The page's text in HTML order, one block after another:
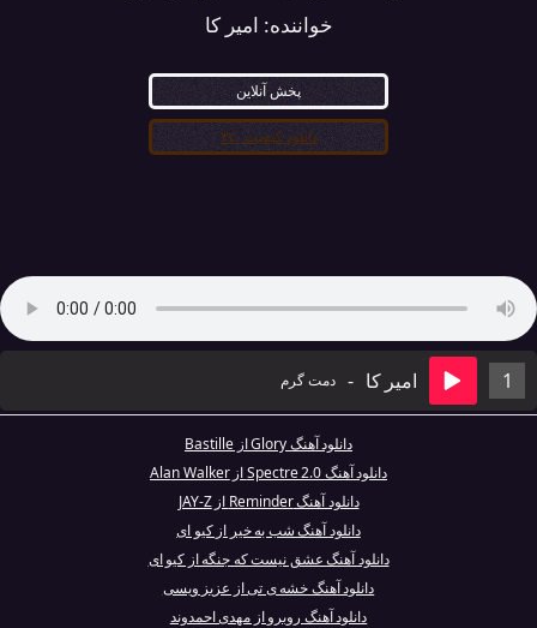
خواننده: امیر کا
پخش آنلاین
دانلود کیفیت ۳۲۰
1 امیر کا - دمت گرم
دانلود آهنگ Glory از Bastille
دانلود آهنگ Spectre 2.0 از Alan Walker
دانلود آهنگ Reminder از JAY-Z
دانلود آهنگ شب به خیر از کیو ای
دانلود آهنگ عشق نیست که جنگه از کیو ای
دانلود آهنگ خشه ی تی از عزیز ویسی
دانلود آهنگ روبرو از مهدی احمدوند